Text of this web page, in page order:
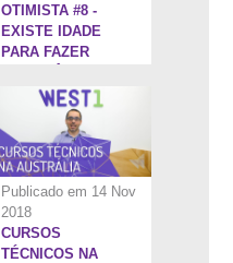
OTIMISTA #8 -
EXISTE IDADE
PARA FAZER
Publicado em 14 Nov
2018
CURSOS
TÉCNICOS NA